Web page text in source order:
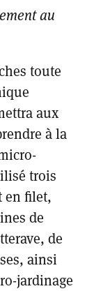
au
toute
aux
à la
trois
en filet,
de
de
ainsi
jardinage